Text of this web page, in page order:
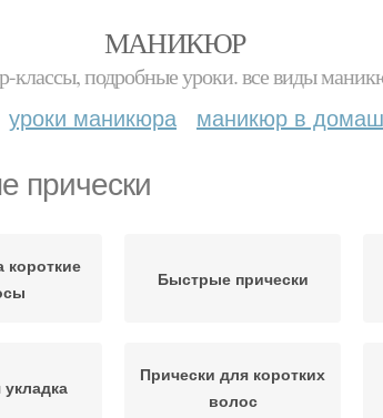
МАНИКЮР
классы, подробные уроки. все виды
уроки маникюра маникюр в
прически
короткие
Быстрые прически
Прически для коротких
волос